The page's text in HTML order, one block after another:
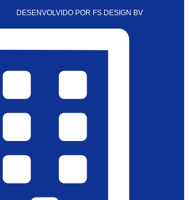
DESENVOLVIDO POR FS DESIGN BV